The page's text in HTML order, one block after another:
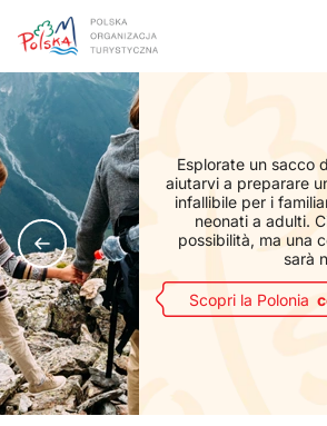
Esplorate un sacco
aiutarvi a preparare
infallibile per i
neonati a adulti.
possibilità, ma una
sarà
Scopri la Polonia